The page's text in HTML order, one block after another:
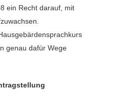
ein Recht darauf, mit
genau dafür Wege